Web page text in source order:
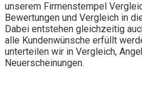
unserem Firmenstempel
Bewertungen und Vergleich in
Dabei entstehen gleichzeitig
alle Kundenwünsche erfüllt
unterteilen wir in Vergleich,
Neuerscheinungen.